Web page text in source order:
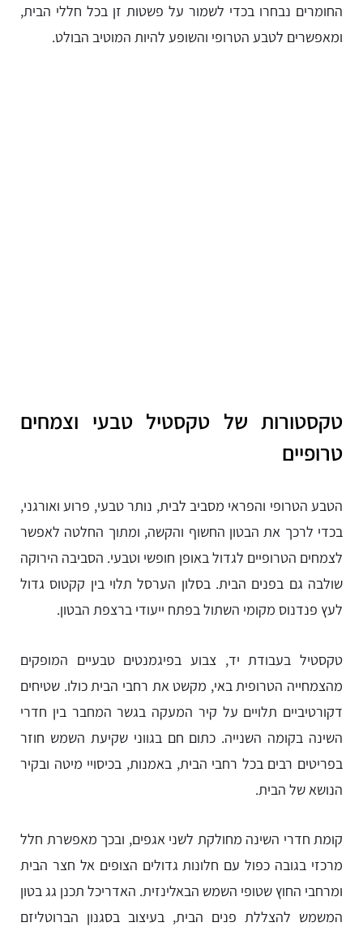
החומרים נבחרו בכדי לשמור על פשטות זן בכל חללי הבית,
ומאפשרים לטבע הטרופי והשופע להיות המוטיב הבולט.
טקסטורות של טקסטיל טבעי וצמחים
טרופיים
הטבע הטרופי והפראי מסביב לבית, נותר טבעי, פרוע ואורגני,
בכדי לרכך את הבטון החשוף והקשה, ומתוך החלטה לאפשר
לצמחים הטרופיים לגדול באופן חופשי וטבעי. הסביבה הירוקה
שולבה גם בפנים הבית. בסלון הערסל תלוי בין קקטוס גדול
לעץ פנדנוס מקומי השתול בפתח ייעודי ברצפת הבטון.
טקסטיל בעבודת יד, צבוע בפיגמנטים טבעיים המופקים
מהצמחייה הטרופית באי, מקשט את רחבי הבית כולו. שטיחים
דקורטיביים תלויים על קיר המעקה בגשר המחבר בין חדרי
השינה בקומה השנייה. כתום חם בגווני שקיעת השמש חוזר
בפריטים רבים בכל רחבי הבית, באמנות, בכיסויי מיטה ובקיר
הנושא של הבית.
קומת חדרי השינה מחולקת לשני אגפים, ובכך מאפשרת חלל
מרכזי בגובה כפול עם חלונות גדולים הצופים אל חצר הבית
ומרחבי החוץ שטופי השמש הבאלינזית. האדריכל תכנן גג בטון
המשמש להצללת פנים הבית, בעיצוב בסגנון הברוטליזם